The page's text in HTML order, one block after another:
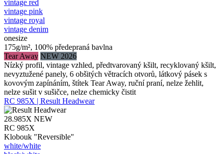
vintage red
vintage pink
vintage royal
vintage denim
onesize
175g/m², 100% předepraná bavlna
Tear Away NEW 2026
Nízký profil, vintage vzhled, předtvarovaný kšilt, recyklovaný kšilt,
nevyztužené panely, 6 obšitých větracích otvorů, látkový pásek s
kovovým zapínáním, štítek Tear Away, ruční praní, nelze žehlit,
nelze sušit v sušičce, nelze chemicky čistit
RC 985X | Result Headwear
28.985X NEW
RC 985X
Klobouk "Reversible"
white/​white